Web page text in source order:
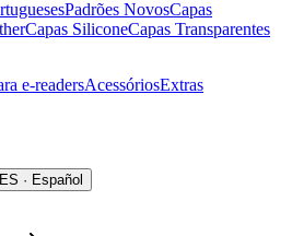
Padrões NovosCapas
Capas SiliconeCapas Transparentes
e-readersAcessóriosExtras
· Español